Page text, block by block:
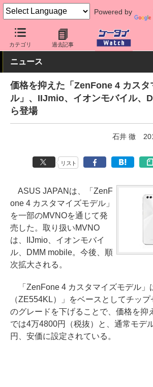
Powered by
カテゴリ 過去記事
ケータイ Watch 格安スマホ/格安SIM 格
ニュース
価格を抑えた「ZenFone 4 カスタ
ル」、IIJmio、イオンモバイル、
ら登場
石井 徹
リスト
ASUS JAPANは、「ZenF
one 4 カスタマイズモデル」
を一部のMVNOを通じて発
売した。取り扱いMVNO
は、IIJmio、イオンモバイ
ル、DMM mobile。今後、順
次拡大される。
「ZenFone 4 カスタマイズモデル」
（ZE554KL）」をベースとしてチッ
のグレードを下げることで、価格を抑
では4万4800円（税抜）と、通常モデ
円、安価に設定されている。